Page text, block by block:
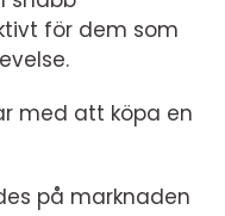
för dem som
med att köpa en
på marknaden